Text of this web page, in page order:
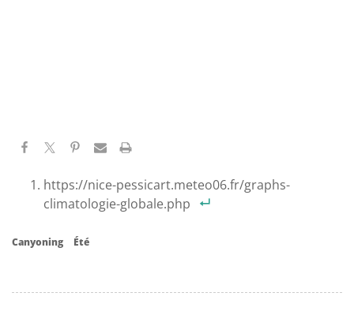
https://nice-pessicart.meteo06.fr/graphs-
climatologie-globale.php
Canyoning Été